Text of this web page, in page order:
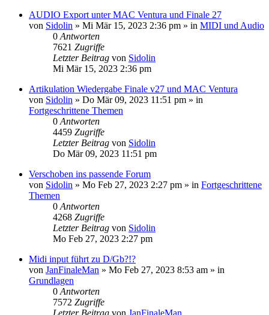
AUDIO Export unter MAC Ventura und Finale 27
von Sidolin » Mi Mär 15, 2023 2:36 pm » in MIDI und Audio
0 Antworten
7621 Zugriffe
Letzter Beitrag von Sidolin
Mi Mär 15, 2023 2:36 pm
Artikulation Wiedergabe Finale v27 und MAC Ventura
von Sidolin » Do Mär 09, 2023 11:51 pm » in
Fortgeschrittene Themen
0 Antworten
4459 Zugriffe
Letzter Beitrag von Sidolin
Do Mär 09, 2023 11:51 pm
Verschoben ins passende Forum
von Sidolin » Mo Feb 27, 2023 2:27 pm » in Fortgeschrittene
Themen
0 Antworten
4268 Zugriffe
Letzter Beitrag von Sidolin
Mo Feb 27, 2023 2:27 pm
Midi input führt zu D/Gb?!?
von JanFinaleMan » Mo Feb 27, 2023 8:53 am » in
Grundlagen
0 Antworten
7572 Zugriffe
Letzter Beitrag von JanFinaleMan